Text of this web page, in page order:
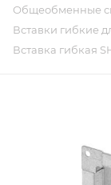
Общеобменные
Вставки гибкие
Вставка гибкая